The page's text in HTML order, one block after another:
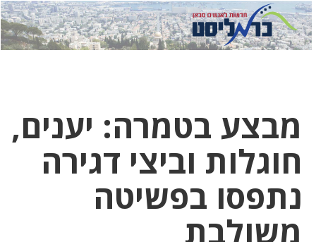
לחץ
כאן
לחץ
כדי
מבצע בטמרה: יענים,
חוגלות וביצי דגירה
נתפסו בפשיטה
משולבת